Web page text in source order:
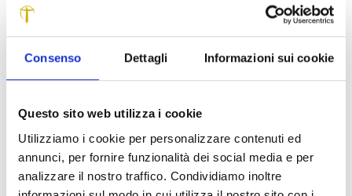
Consenso Dettagli Informazioni sui cookie
Questo sito web utilizza i cookie
Utilizziamo i cookie per personalizzare contenuti ed
annunci, per fornire funzionalità dei social media e per
analizzare il nostro traffico. Condividiamo inoltre
Sicilia, il mondo dei bambini, gli amici e i maestri fotografi
e i ritratti femminili, da Monica Bellucci a Ornella Muti, da
“La mostra – spiega il professor Fagone – prosegue nella
linea di particolare attenzione verso la grande fotografia
Gianni Berengo Gardin, che sono state confortate dal
gradimento e da un grande successo di pubblico”. La
mostra, curata dallo stesso direttore della Fondazione, sarà
presentata in catalogo da testi di Vittorio Fagone e di